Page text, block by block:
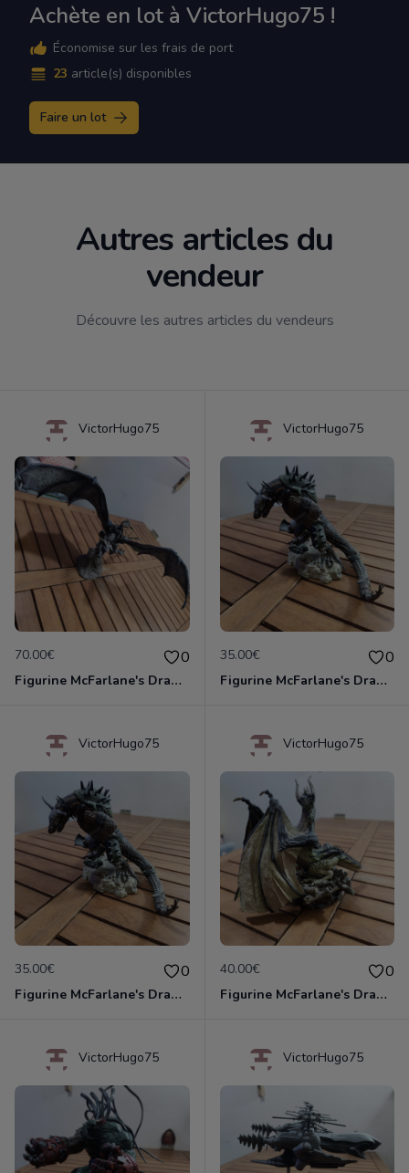
Achète en lot à VictorHugo75 !
Économise sur les frais de port
23 article(s) disponibles
Faire un lot
Autres articles du
vendeur
Découvre les autres articles du vendeurs
VictorHugo75
70.00€ 0
Figurine McFarlane's Dragons Quest for the Lost King Serie 2 Eternal Clan 2008 DELUXE
VictorHugo75
35.00€ 0
Figurine McFarlane's Dragons Quest for the Lost King Serie 3 Komodo Clan 2008
VictorHugo75
35.00€ 0
Figurine McFarlane's Dragons Quest for the Lost King Serie 3 Komodo Clan 2008
VictorHugo75
40.00€ 0
Figurine McFarlane's Dragons Quest for the Lost King Eternal Clan Dragon 2004
VictorHugo75 VictorHugo75